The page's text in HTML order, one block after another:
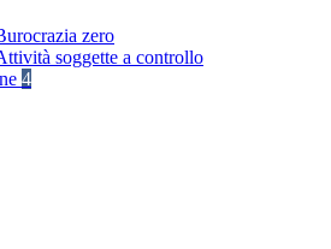
zero
soggette a controllo
4